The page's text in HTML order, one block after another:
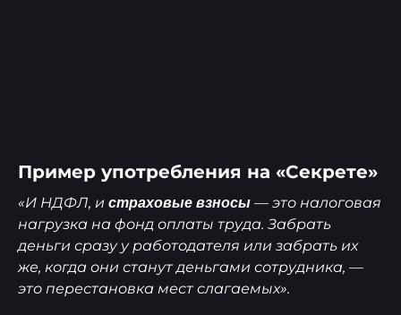
Пример употребления на «Секрете»
«И НДФЛ, и страховые взносы — это налоговая
нагрузка на фонд оплаты труда. Забрать
деньги сразу у работодателя или забрать их
же, когда они станут деньгами сотрудника, —
это перестановка мест слагаемых».